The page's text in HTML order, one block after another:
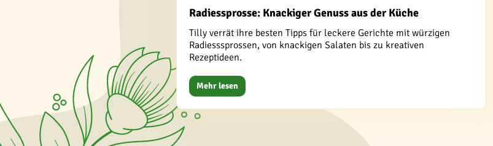
Radiessprosse: Knackiger Genuss aus der Küche
Tilly verrät ihre besten Tipps für leckere Gerichte mit würzigen
Radiesssprossen, von knackigen Salaten bis zu kreativen
Rezeptideen.
Mehr lesen